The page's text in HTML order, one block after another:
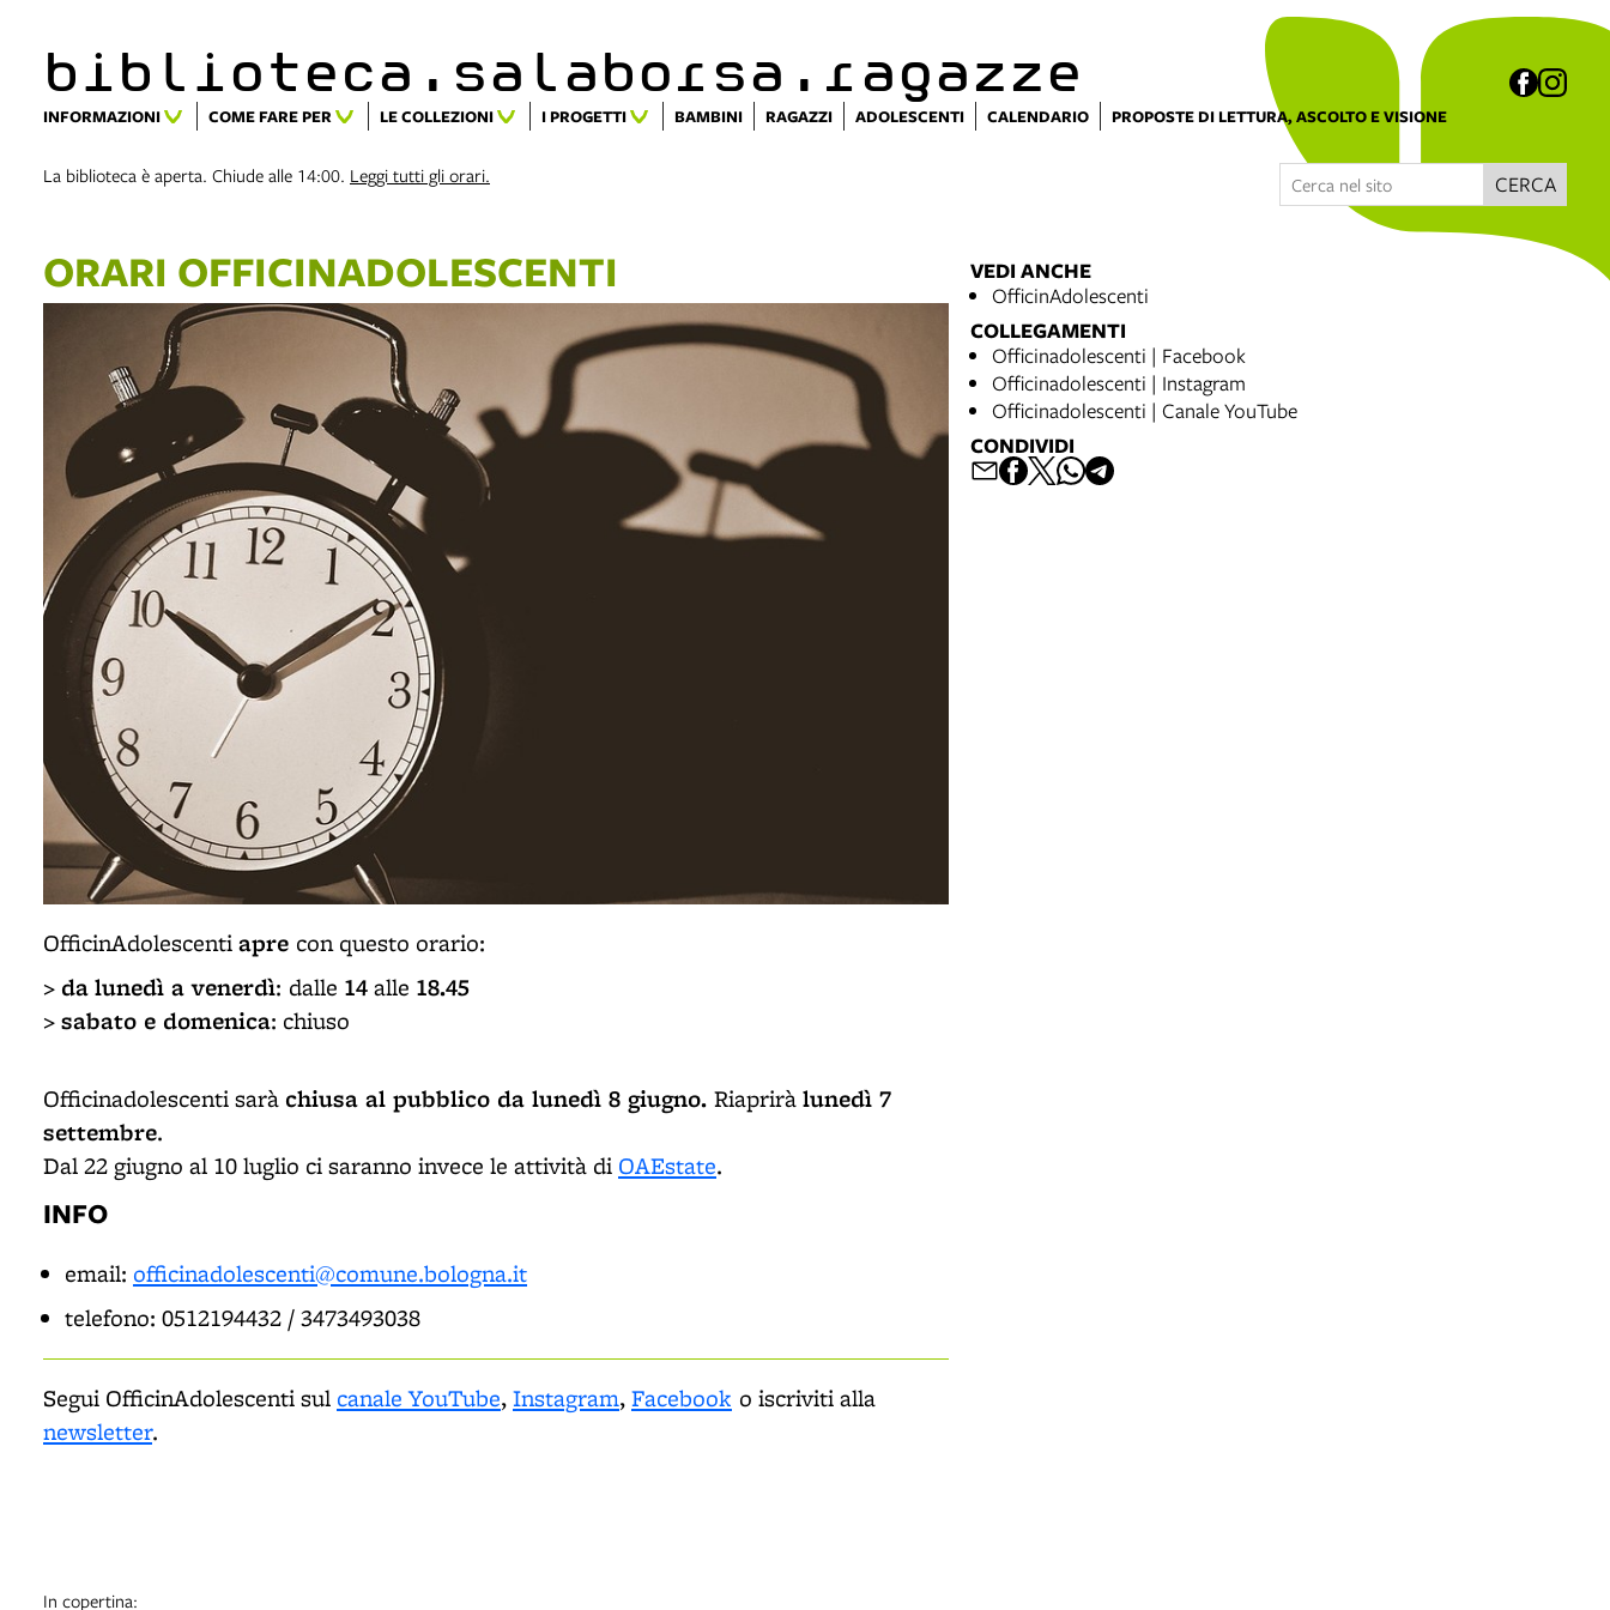
biblioteca.​salaborsa.ragazze
INFORMAZIONI COME FARE PER LE COLLEZIONI I PROGETTI BAMBINI RAGAZZI ADOLESCENTI CALENDARIO PROPOSTE DI LETTURA, ASCOLTO E VISIONE
La biblioteca è aperta. Chiude alle 14:00. Leggi tutti gli orari. CERCA
ORARI OFFICINADOLESCENTI
OfficinAdolescentiapre con questo orario:
> dalunedì a venerdì: dalle 14alle 18.45
>sabato e domenica: chiuso
Officinadolescenti sarà chiusa al pubblico da lunedì 8 giugno. Riapriràlunedì 7
settembre.
Dal 22 giugno al 10 luglio ci saranno invece le attività di OAEstate.
INFO
email: officinadolescenti@comune.bologna.it
telefono: 0512194432 / 3473493038
Segui OfficinAdolescenti sul canale YouTube,Instagram,Facebook o iscriviti alla
newsletter.
VEDI ANCHE
OfficinAdolescenti
COLLEGAMENTI
Officinadolescenti | Facebook
Officinadolescenti | Instagram
Officinadolescenti | Canale YouTube
CONDIVIDI
In copertina: